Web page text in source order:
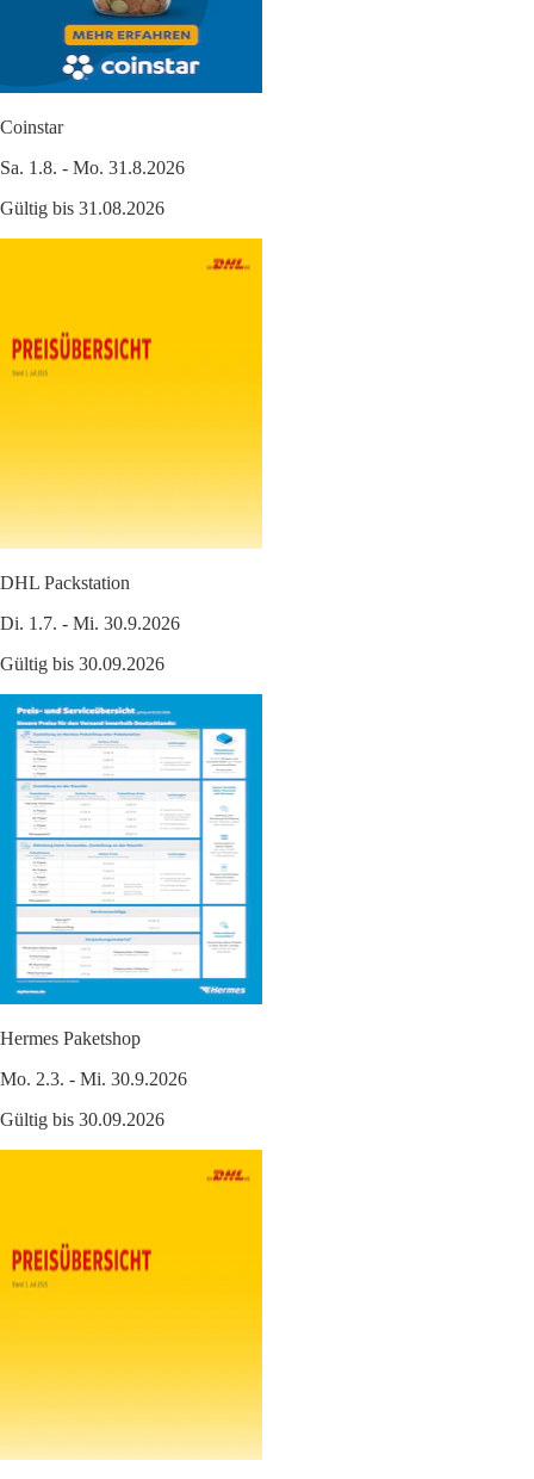
Coinstar
Sa. 1.8. - Mo. 31.8.2026
Gültig bis 31.08.2026
DHL Packstation
Di. 1.7. - Mi. 30.9.2026
Gültig bis 30.09.2026
Hermes Paketshop
Mo. 2.3. - Mi. 30.9.2026
Gültig bis 30.09.2026